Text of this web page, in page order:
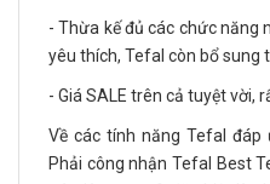
- Thừa kế đủ các chức năng
yêu thích, Tefal còn bổ sung
- Giá SALE trên cả tuyệt vời,
Về các tính năng Tefal
Phải công nhận Tefal Best